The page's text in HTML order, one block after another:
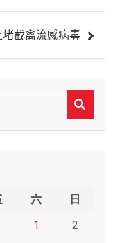
截禽流感病毒
六
日
1
2